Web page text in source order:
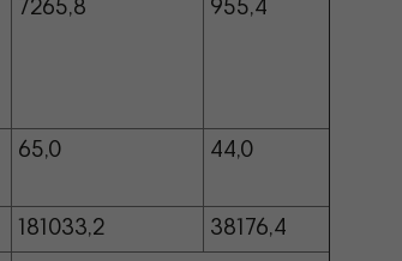
7265,8 955,4
65,0 44,0
181033,2
38176,4